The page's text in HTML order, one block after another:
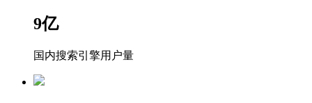
9亿
国内搜索引擎用户量